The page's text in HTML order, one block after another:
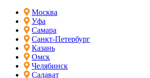
Москва
Уфа
Самара
Санкт-Петербург
Казань
Омск
Челябинск
Салават